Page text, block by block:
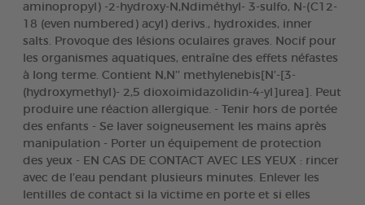
aminopropyl) -2-hydroxy-N,Ndiméthyl- 3-sulfo, N-(C12 -
18 (even numbered) acyl) derivs., hydroxides, inner
salts. Provoque des lésions oculaires graves. Nocif pour
les organismes aquatiques, entraîne des effets néfastes
à long terme. Contient N,N’’ methylenebis[N’-[3-
(hydroxymethyl)- 2,5 dioxoimidazolidin-4-yl]urea]. Peut
produire une réaction allergique. - Tenir hors de portée
des enfants - Se laver soigneusement les mains après
manipulation - Porter un équipement de protection
des yeux - EN CAS DE CONTACT AVEC LES YEUX : rincer
avec de l’eau pendant plusieurs minutes. Enlever les
lentilles de contact si la victime en porte et si elles